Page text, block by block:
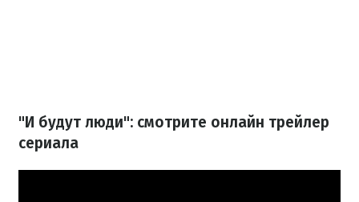
"И будут люди": смотрите онлайн трейлер
сериала